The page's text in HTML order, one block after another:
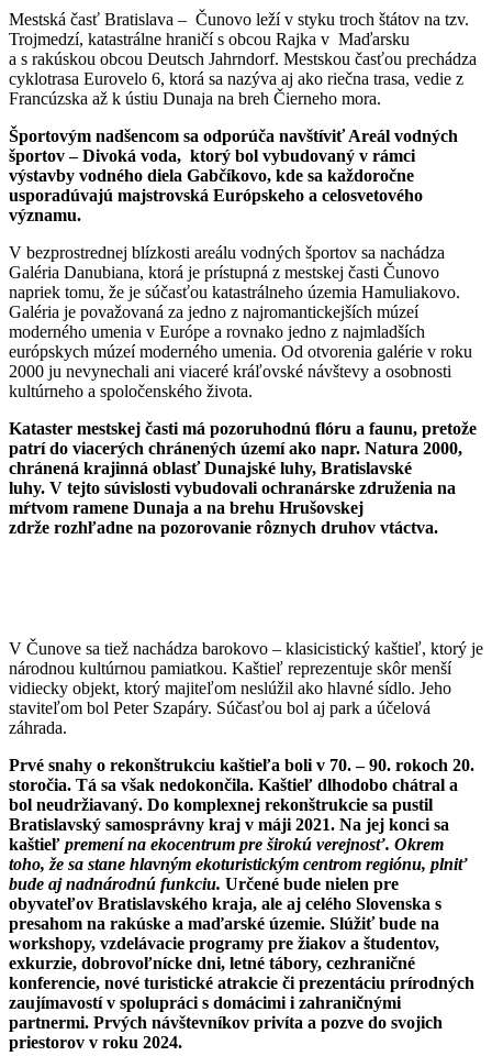
Mestská časť Bratislava – Čunovo leží v styku troch štátov na tzv.
Trojmedzí, katastrálne hraničí s obcou Rajka v Maďarsku
a s rakúskou obcou Deutsch Jahrndorf. Mestskou časťou prechádza
cyklotrasa Eurovelo 6, ktorá sa nazýva aj ako riečna trasa, vedie z
Francúzska až k ústiu Dunaja na breh Čierneho mora.
Športovým nadšencom sa odporúča navštíviť Areál vodných
športov – Divoká voda, ktorý bol vybudovaný v rámci
výstavby vodného diela Gabčíkovo, kde sa každoročne
usporadúvajú majstrovská Európskeho a celosvetového
významu.
V bezprostrednej blízkosti areálu vodných športov sa nachádza
Galéria Danubiana, ktorá je prístupná z mestskej časti Čunovo
napriek tomu, že je súčasťou katastrálneho územia Hamuliakovo.
Galéria je považovaná za jedno z najromantickejších múzeí
moderného umenia v Európe a rovnako jedno z najmladších
európskych múzeí moderného umenia. Od otvorenia galérie v roku
2000 ju nevynechali ani viaceré kráľovské návštevy a osobnosti
kultúrneho a spoločenského života.
Kataster mestskej časti má pozoruhodnú flóru a faunu, pretože
patrí do viacerých chránených území ako napr. Natura 2000,
chránená krajinná oblasť Dunajské luhy, Bratislavské
luhy. V tejto súvislosti vybudovali ochranárske združenia na
mŕtvom ramene Dunaja a na brehu Hrušovskej
zdrže rozhľadne na pozorovanie rôznych druhov vtáctva.
V Čunove sa tiež nachádza barokovo – klasicistický kaštieľ, ktorý je
národnou kultúrnou pamiatkou. Kaštieľ reprezentuje skôr menší
vidiecky objekt, ktorý majiteľom neslúžil ako hlavné sídlo. Jeho
staviteľom bol Peter Szapáry. Súčasťou bol aj park a účelová
záhrada.
Prvé snahy o rekonštrukciu kaštieľa boli v 70. – 90. rokoch 20.
storočia. Tá sa však nedokončila. Kaštieľ dlhodobo chátral a
bol neudržiavaný. Do komplexnej rekonštrukcie sa pustil
Bratislavský samosprávny kraj v máji 2021. Na jej konci sa
kaštieľ premení na ekocentrum pre širokú verejnosť. Okrem
toho, že sa stane hlavným ekoturistickým centrom regiónu, plniť
bude aj nadnárodnú funkciu. Určené bude nielen pre
obyvateľov Bratislavského kraja, ale aj celého Slovenska s
presahom na rakúske a maďarské územie. Slúžiť bude na
workshopy, vzdelávacie programy pre žiakov a študentov,
exkurzie, dobrovoľnícke dni, letné tábory, cezhraničné
konferencie, nové turistické atrakcie či prezentáciu prírodných
zaujímavostí v spolupráci s domácimi i zahraničnými
partnermi. Prvých návštevníkov privíta a pozve do svojich
priestorov v roku 2024.